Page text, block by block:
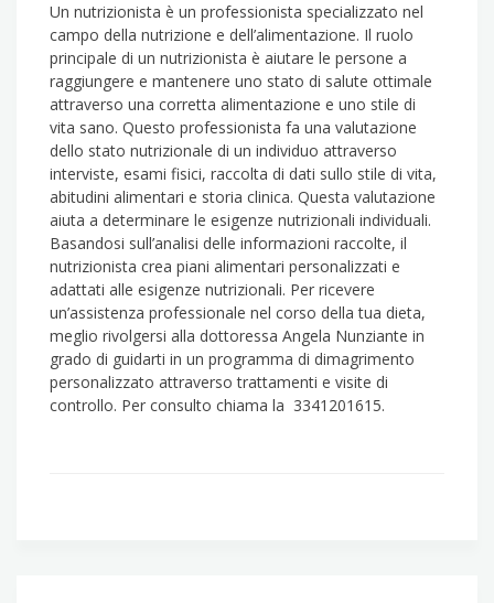
Un nutrizionista è un professionista specializzato nel
campo della nutrizione e dell’alimentazione. Il ruolo
principale di un nutrizionista è aiutare le persone a
raggiungere e mantenere uno stato di salute ottimale
attraverso una corretta alimentazione e uno stile di
vita sano. Questo professionista fa una valutazione
dello stato nutrizionale di un individuo attraverso
interviste, esami fisici, raccolta di dati sullo stile di vita,
abitudini alimentari e storia clinica. Questa valutazione
aiuta a determinare le esigenze nutrizionali individuali.
Basandosi sull’analisi delle informazioni raccolte, il
nutrizionista crea piani alimentari personalizzati e
adattati alle esigenze nutrizionali. Per ricevere
un’assistenza professionale nel corso della tua dieta,
meglio rivolgersi alla dottoressa Angela Nunziante in
grado di guidarti in un programma di dimagrimento
personalizzato attraverso trattamenti e visite di
controllo. Per consulto chiama la 3341201615.